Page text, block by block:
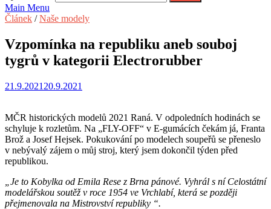
Main Menu
Článek /Naše modely
Vzpomínka na republiku aneb souboj
tygrů v kategorii Electrorubber
21.9.2021 20.9.2021
MČR historických modelů 2021 Raná. V odpoledních hodinách se
schyluje k rozletům. Na „FLY-OFF“ v E-gumácích čekám já, Franta
Brož a Josef Hejsek. Pokukování po modelech soupeřů se přeneslo
v nebývalý zájem o můj stroj, který jsem dokončil týden před
republikou.
„Je to Kobylka od Emila Rese z Brna pánové. Vyhrál s ní Celostátní
modelářskou soutěž v roce 1954 ve Vrchlabí, která se později
přejmenovala na Mistrovství republiky “.